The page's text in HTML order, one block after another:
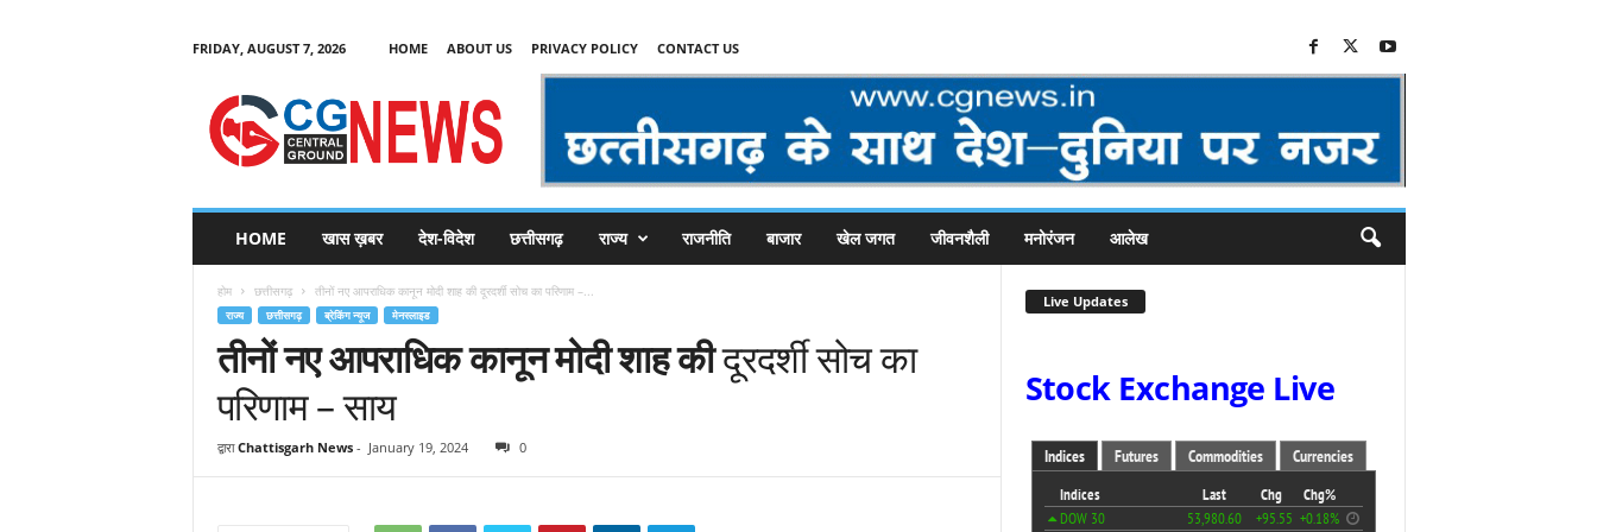
FRIDAY, AUGUST 7, 2026 HOME ABOUT US PRIVACY POLICY CONTACT US
C
HOME खास ख़बर देश-विदेश छत्तीसगढ़ राज्य राजनीति बाजार खेल जगत जीवनशैली मनोरंजन आलेख
होम छत्तीसगढ़ तीनों नए आपराधिक कानून मोदी शाह की दूरदर्शी सोच का परिणाम –...
राज्य छत्तीसगढ़ ब्रेकिंग न्यूज मेनस्लाइड
तीनों नए आपराधिक कानून मोदी शाह कीदूरदर्शी सोच का
परिणाम – साय
द्वारा Chattisgarh News- January 19, 2024 0
Live Updates
Stock Exchange Live